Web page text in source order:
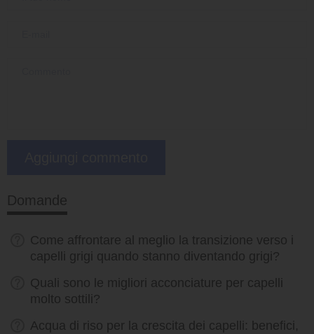
Domande
Come affrontare al meglio la transizione verso i
capelli grigi quando stanno diventando grigi?
Quali sono le migliori acconciature per capelli
molto sottili?
Acqua di riso per la crescita dei capelli: benefici,